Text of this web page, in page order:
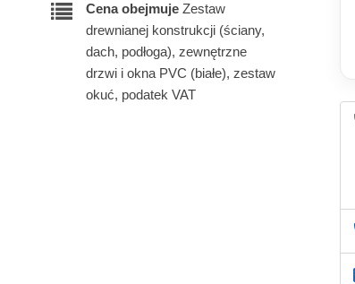
Cena obejmujeZestaw
drewnianej konstrukcji (ściany,
dach, podłoga), zewnętrzne
drzwi i okna PVC (białe), zestaw
okuć, podatek VAT